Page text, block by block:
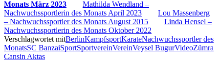
Monats März 2023
Mathilda Wendland –
Nachwuchssportlerin des Monats April 2023
Lou Massenberg
– Nachwuchssportler des Monats August 2015
Linda Hensel –
Nachwuchssportlerin des Monats Oktober 2022
Verschlagwortet mitBerlinKampfsportKarateNachwuchssportler des
MonatsSC BanzaiSportSportvereinVereinVeysel BugurVideoZümra
Cansin Aktas